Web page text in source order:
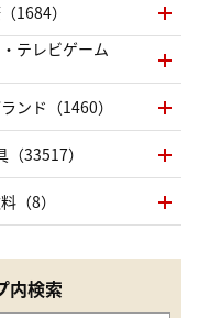
1684）
テレビゲーム
ンド（1460）
（33517）
（8）
内検索